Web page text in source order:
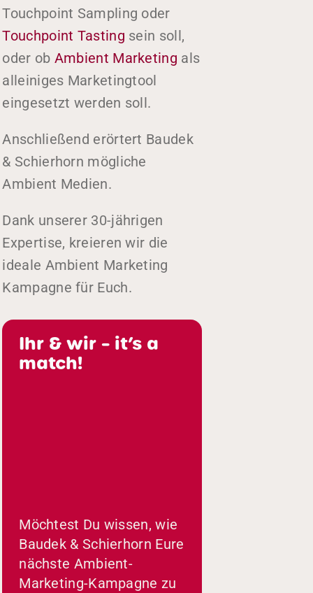
Touchpoint Sampling oder
Touchpoint Tasting sein soll,
oder ob Ambient Marketing als
alleiniges Marketingtool
eingesetzt werden soll.
Anschließend erörtert Baudek
& Schierhorn mögliche
Ambient Medien.
Dank unserer 30-jährigen
Expertise, kreieren wir die
ideale Ambient Marketing
Kampagne für Euch.
Ihr & wir – it’s a
match!
Möchtest Du wissen, wie
Baudek & Schierhorn Eure
nächste Ambient-
Marketing-Kampagne zu